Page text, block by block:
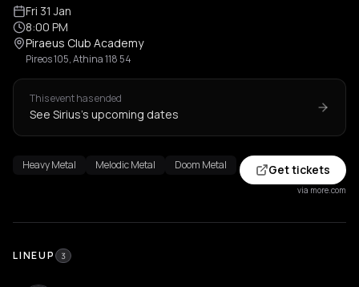
Fri 31 Jan
8:00 PM
Piraeus Club Academy
Pireos 105, Athina 118 54
This event has ended
See Sirius's upcoming dates
Heavy Metal Melodic Metal Doom Metal Get tickets
via more.com
LINEUP 3